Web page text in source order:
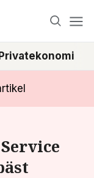
Privatekonomi